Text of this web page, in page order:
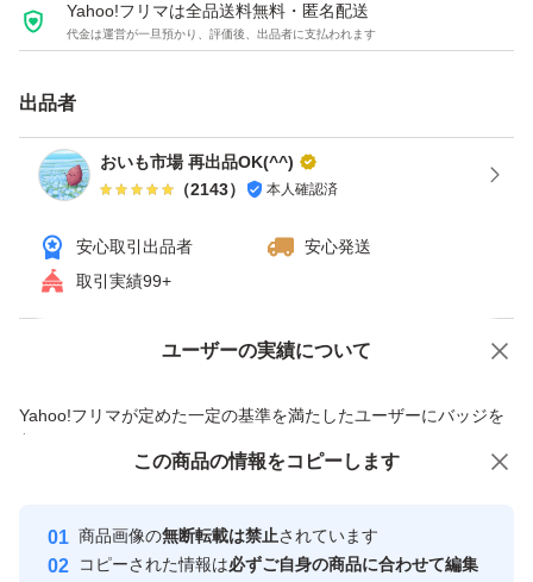
すぐに傷むこともあります。
発送は早ければ当日又は翌日になることもあります。
写真はイメージです。
Yahoo!フリマは全品送料無料・匿名配送
代金は運営が一旦預かり、評価後、出品者に支払われます
出品者
おいも市場 再出品OK(^^)
（2143） 本人確認済
安心取引出品者
安心発送
取引実績99+
ユーザーの実績について
Yahoo!フリマが定めた一定の基準を満たしたユーザーにバッジを
付与しています
安心取引出品者
心・安全なユーザーです
価格の相談 商品への質問
この商品の情報をコピーします
商品画像の無断転載は禁止されています
コピーされた情報は必ずご自身の商品に合わせて編集
この商品をみている人にオススメ